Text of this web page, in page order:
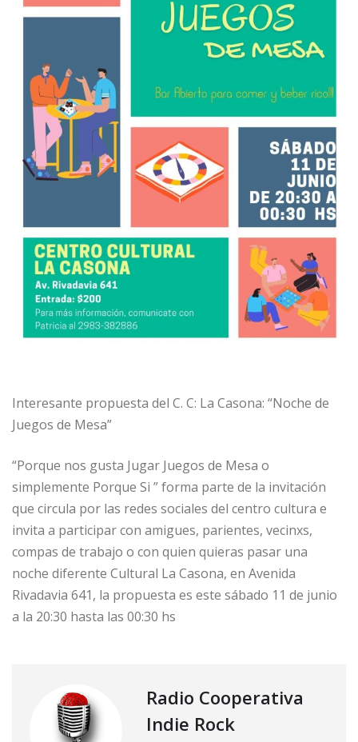
Interesante propuesta del C. C: La Casona: “Noche de
Juegos de Mesa”
“Porque nos gusta Jugar Juegos de Mesa o
simplemente Porque Si ” forma parte de la invitación
que circula por las redes sociales del centro cultura e
invita a participar con amigues, parientes, vecinxs,
compas de trabajo o con quien quieras pasar una
noche diferente Cultural La Casona, en Avenida
Rivadavia 641, la propuesta es este sábado 11 de junio
a la 20:30 hasta las 00:30 hs
Radio Cooperativa
Indie Rock